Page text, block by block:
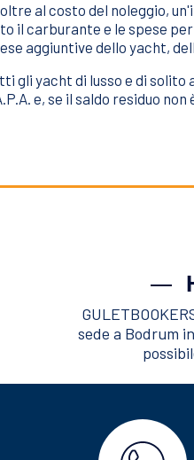
al costo del noleggio,
il carburante e le spese
aggiuntive dello yacht,
gli yacht di lusso e di
e, se il saldo residuo
sede a Bodrum